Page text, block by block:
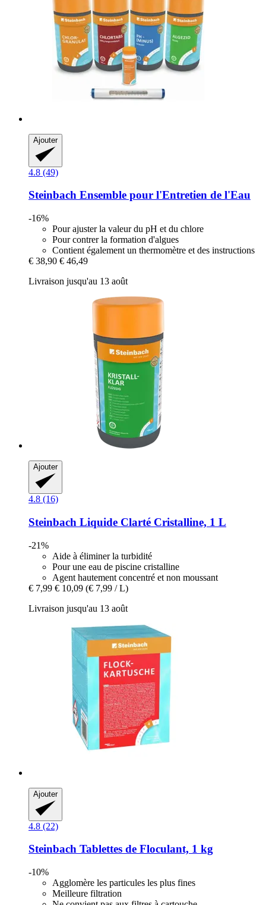
Ajouter
4.8 (49)
Steinbach Ensemble pour l'Entretien de l'Eau
-16%
Pour ajuster la valeur du pH et du chlore
Pour contrer la formation d'algues
Contient également un thermomètre et des instructions
€ 38,90 € 46,49
Livraison jusqu'au 13 août
Ajouter
4.8 (16)
Steinbach Liquide Clarté Cristalline, 1 L
-21%
Aide à éliminer la turbidité
Pour une eau de piscine cristalline
Agent hautement concentré et non moussant
€ 7,99 € 10,09 (€ 7,99 / L)
Livraison jusqu'au 13 août
Ajouter
4.8 (22)
Steinbach Tablettes de Floculant, 1 kg
-10%
Agglomère les particules les plus fines
Meilleure filtration